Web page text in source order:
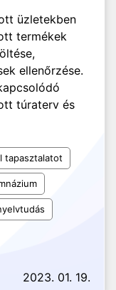
üzletekben
termékek
ellenőrzése.
túraterv és
tapasztalatot
2023. 01. 19.